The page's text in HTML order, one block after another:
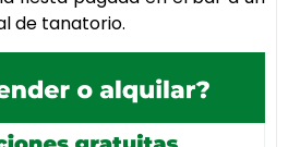
de tanatorio.